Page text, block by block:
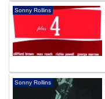
Sonny Rollins
Sonny Rollins